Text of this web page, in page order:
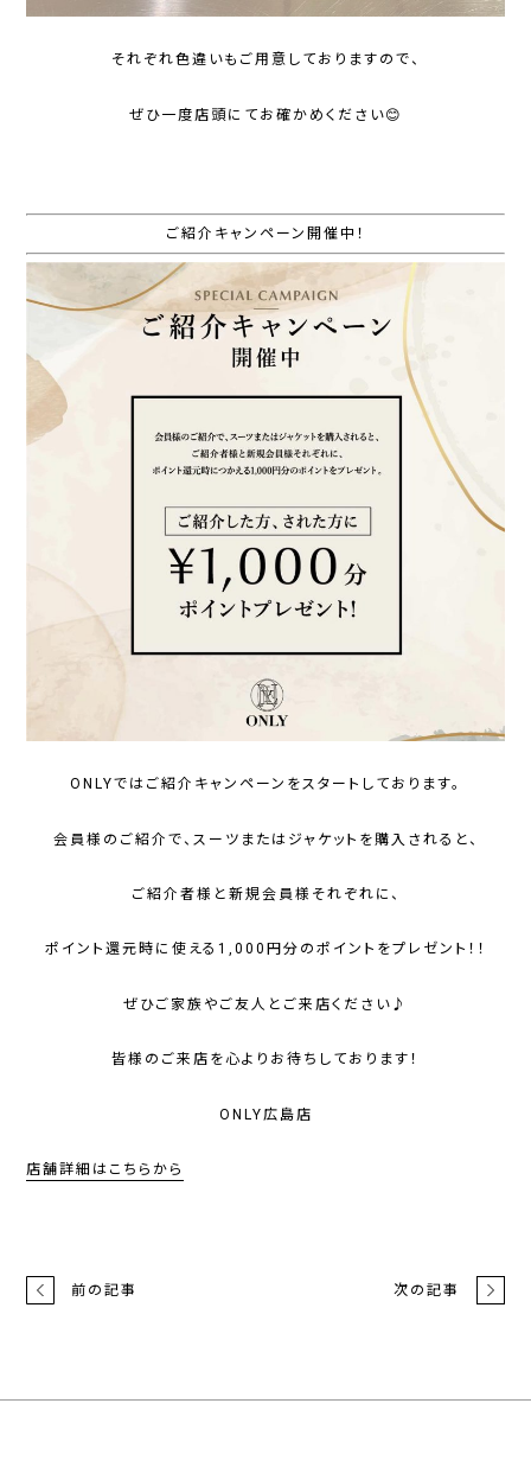
それぞれ色違いもご用意しておりますので、
ぜひ一度店頭にてお確かめください😊
ご紹介キャンペーン開催中！
ONLYではご紹介キャンペーンをスタートしております。
会員様のご紹介で、スーツまたはジャケットを購入されると、
ご紹介者様と新規会員様それぞれに、
ポイント還元時に使える1,000円分のポイントをプレゼント！！
ぜひご家族やご友人とご来店ください♪
皆様のご来店を心よりお待ちしております！
ONLY広島店
店舗詳細はこちらから
前の記事 次の記事